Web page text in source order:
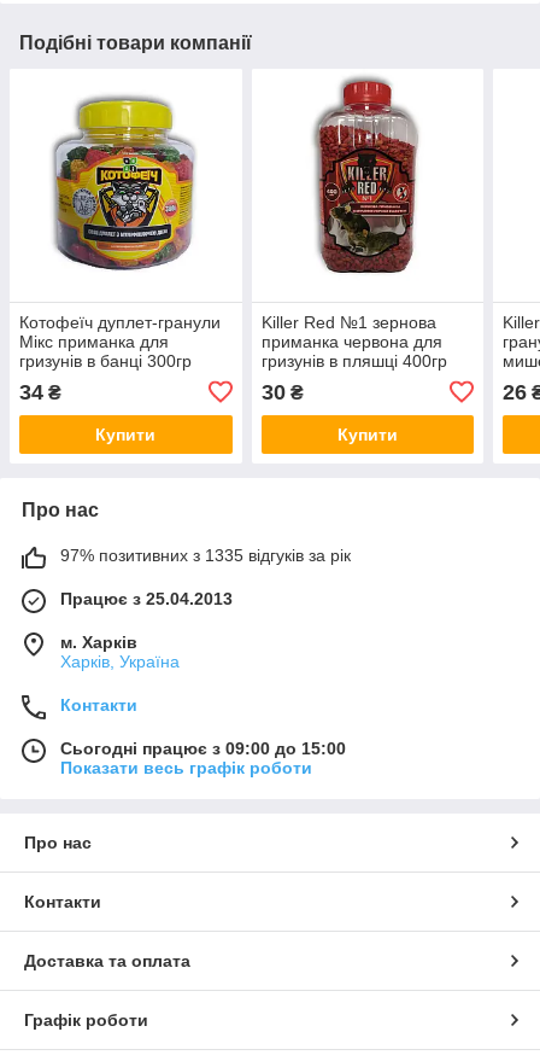
Подібні товари компанії
Котофеїч дуплет-гранули
Мікс приманка для
гризунів в банці 300гр
34 ₴
Купити
Killer Red №1 зернова
приманка червона для
гризунів в пляшці 400гр
30₴
Купити
26
Про нас
97% позитивних з 1335 відгуків за рік
Працює з 25.04.2013
м. Харків
Харків, Україна
Контакти
Сьогодні працює з 09:00 до 15:00
Показати весь графік роботи
Про нас
Контакти
Доставка та оплата
Графік роботи